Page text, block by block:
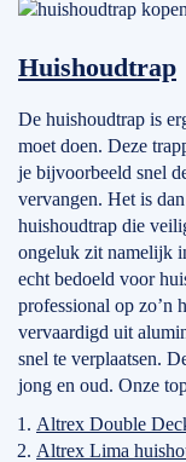
Huishoudtrap
De huishoudtrap is
moet doen. Deze
je bijvoorbeeld snel
vervangen. Het is
huishoudtrap die
ongeluk zit namelijk
echt bedoeld voor
professional op zo’n
vervaardigd uit
snel te verplaatsen.
jong en oud. Onze
Altrex Double
Altrex Lima